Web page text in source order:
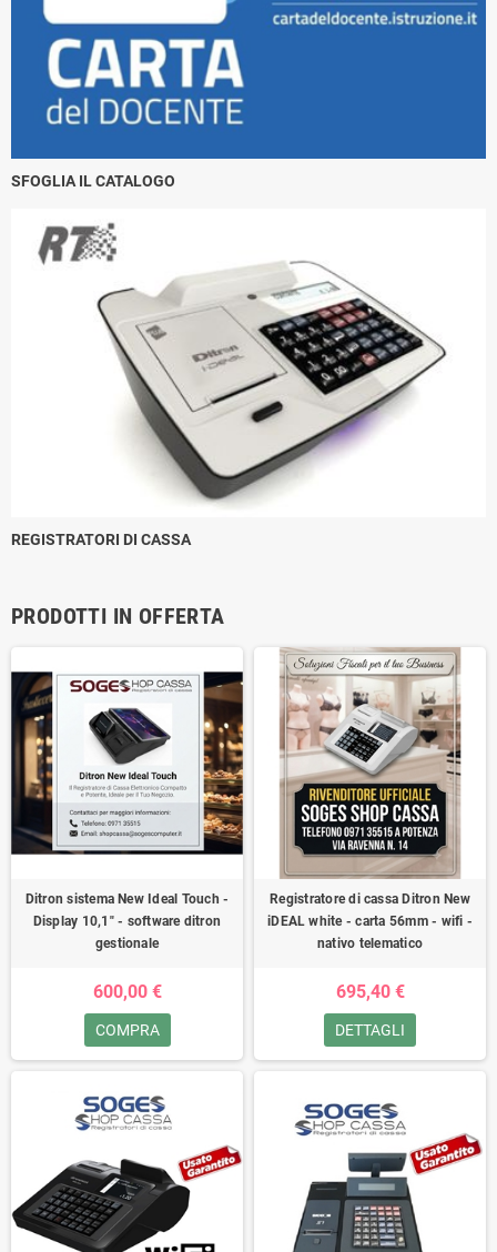
SFOGLIA IL CATALOGO
REGISTRATORI DI CASSA
PRODOTTI IN OFFERTA
Ditron sistema New Ideal Touch -
Display 10,1" - software ditron
gestionale
600,00 €
COMPRA
Registratore di cassa Ditron New
iDEAL white - carta 56mm - wifi -
nativo telematico
695,40 €
DETTAGLI